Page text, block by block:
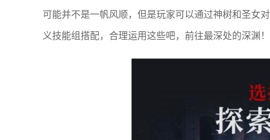
可能并不是一帆风顺，但是玩家可以通过神树和圣女
义技能组搭配，合理运用这些吧，前往最深处的深渊！